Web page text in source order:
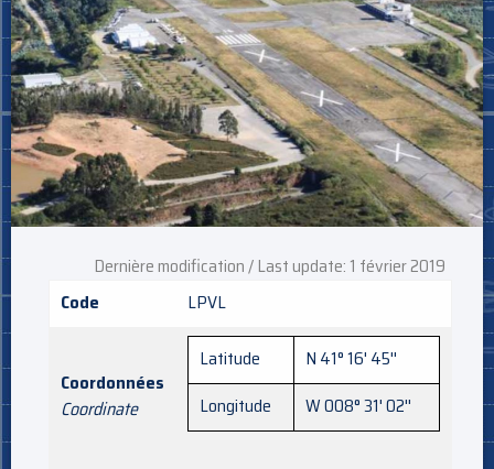
Dernière modification / Last update: 1 février 2019
Code
LPVL
Coordonnées
Coordinate
Latitude
N 41° 16' 45''
Longitude
W 008° 31' 02''